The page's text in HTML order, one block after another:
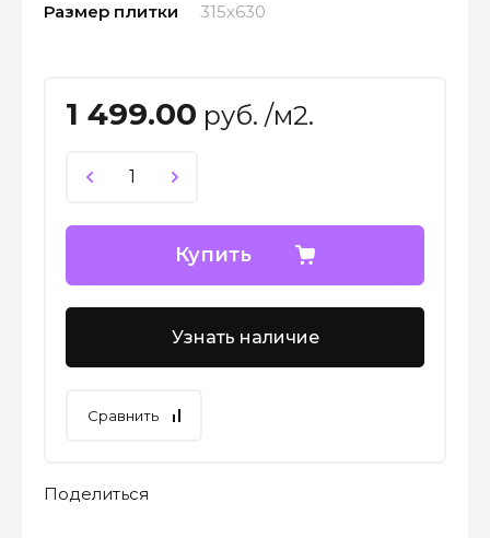
Размер плитки 315x630
1 499.00 руб. /м2.
Купить
Узнать наличие
Сравнить
Поделиться